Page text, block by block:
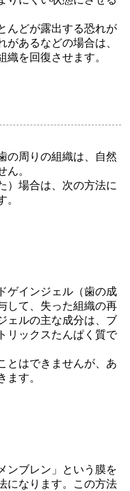
んどが露出する恐れが
があるなどの場合は、
織を回復させます。
の周りの組織は、自然
ん。
）場合は、次の方法に
。
ゲインジェル（歯の成
して、失った組織の再
ェルの主な成分は、ブ
リックスたんぱく質で
とはできませんが、あ
ます。
ンブレン」という膜を
になります。この方法